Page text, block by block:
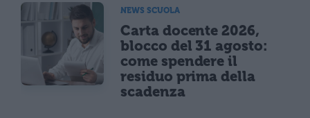
NEWS SCUOLA
Carta docente 2026,
blocco del 31 agosto:
come spendere il
residuo prima della
scadenza